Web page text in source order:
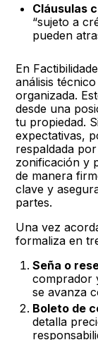
Cláusulas
“sujeto a
pueden
En
análisis
organizada.
desde una
tu propiedad.
expectativas,
respaldada
zonificación y
de manera
clave y
partes.
Una vez
formaliza en
Seña o
comprador
se avanza
Boleto de
detalla